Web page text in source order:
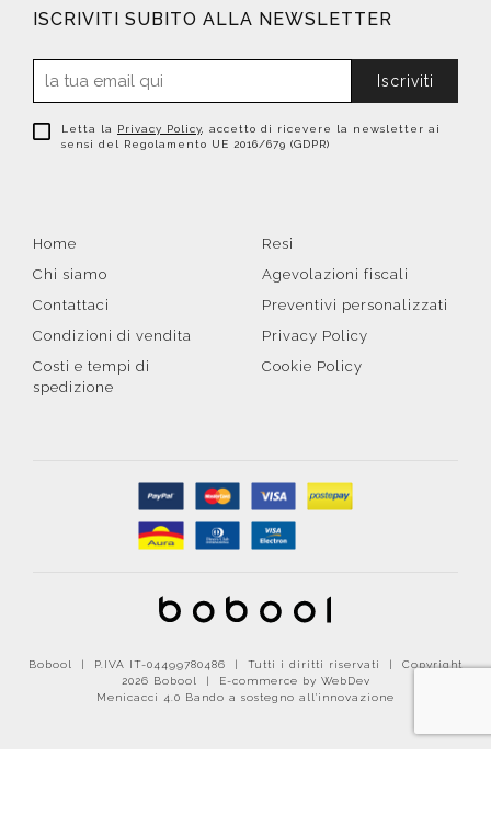
ISCRIVITI SUBITO ALLA NEWSLETTER
Iscriviti
Letta la Privacy Policy, accetto di ricevere la newsletter ai
sensi del Regolamento UE 2016/679 (GDPR)
Home
Chi siamo
Contattaci
Condizioni di vendita
Costi e tempi di
spedizione
Resi
Agevolazioni fiscali
Preventivi personalizzati
Privacy Policy
Cookie Policy
Bobool | P.IVA IT-04499780486 | Tutti i diritti riservati | Copyright
2026 Bobool |
E-commerce by WebDev
Menicacci 4.0 Bando a sostegno all'innovazione